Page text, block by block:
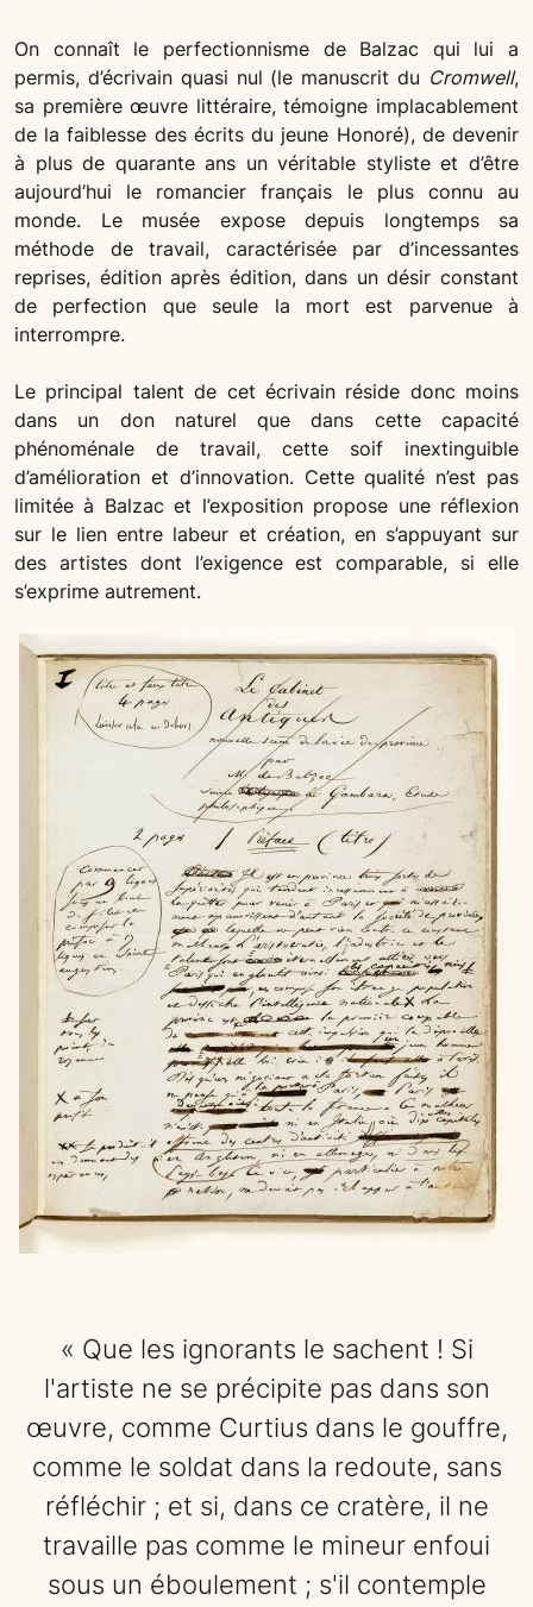
On connaît le perfectionnisme de Balzac qui lui a
permis, d’écrivain quasi nul (le manuscrit du Cromwell,
sa première œuvre littéraire, témoigne implacablement
de la faiblesse des écrits du jeune Honoré), de devenir
à plus de quarante ans un véritable styliste et d’être
aujourd’hui le romancier français le plus connu au
monde. Le musée expose depuis longtemps sa
méthode de travail, caractérisée par d’incessantes
reprises, édition après édition, dans un désir constant
de perfection que seule la mort est parvenue à
interrompre.
Le principal talent de cet écrivain réside donc moins
dans un don naturel que dans cette capacité
phénoménale de travail, cette soif inextinguible
d’amélioration et d’innovation. Cette qualité n’est pas
limitée à Balzac et l’exposition propose une réflexion
sur le lien entre labeur et création, en s’appuyant sur
des artistes dont l’exigence est comparable, si elle
s’exprime autrement.
« Que les ignorants le sachent ! Si
l'artiste ne se précipite pas dans son
œuvre, comme Curtius dans le gouffre,
comme le soldat dans la redoute, sans
réfléchir ; et si, dans ce cratère, il ne
travaille pas comme le mineur enfoui
sous un éboulement ; s'il contemple